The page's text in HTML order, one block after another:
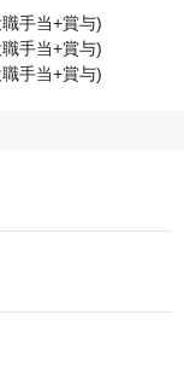
手当+賞与)
手当+賞与)
手当+賞与)